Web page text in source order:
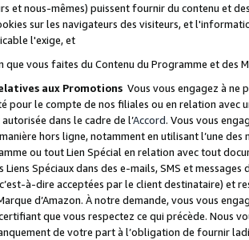
et nous-mêmes) puissent fournir du contenu et
sur les navigateurs des visiteurs, et
l'exige, et
vous faites du Contenu du Programme et des
aux Promotions Vous vous engagez à ne
pour le compte de nos filiales ou en relation avec
dans le cadre de l’Accord. Vous vous
hors ligne, notamment en utilisant l’une
ou tout Lien Spécial en relation avec tout
Liens Spéciaux dans des e-mails, SMS et
à-dire acceptées par le client destinataire) et
d’Amazon. À notre demande, vous vous
que vous respectez ce qui précède. Nous
de votre part à l’obligation de fournir